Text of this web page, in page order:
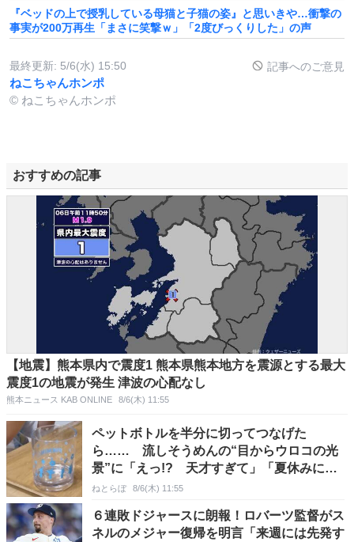
『ベッドの上で授乳している母猫と子猫の姿』と思いきや…衝撃の
事実が200万再生「まさに笑撃ｗ」「2度びっくりした」の声
最終更新: 5/6(水) 15:50 記事へのご意見
ねこちゃんホンポ
© ねこちゃんホンポ
おすすめの記事
【地震】熊本県内で震度1 熊本県熊本地方を震源とする最大
震度1の地震が発生 津波の心配なし
熊本ニュース KAB ONLINE 8/6(木) 11:55
ペットボトルを半分に切ってつなげた
ら…… 流しそうめんの“目からウロコの光
景”に「えっ!? 天才すぎて」「夏休みに絶
対やる」
ねとらぼ 8/6(木) 11:55
６連敗ドジャースに朗報！ロバーツ監督がス
ネルのメジャー復帰を明言「来週には先発す